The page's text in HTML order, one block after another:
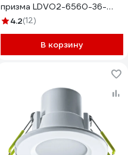
призма LDVO2-6560-36-
6500-U-K01
4.2(12)
В корзину